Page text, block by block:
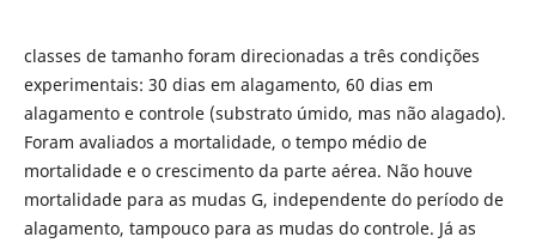
classes de tamanho foram direcionadas a três condições
experimentais: 30 dias em alagamento, 60 dias em
alagamento e controle (substrato úmido, mas não alagado).
Foram avaliados a mortalidade, o tempo médio de
mortalidade e o crescimento da parte aérea. Não houve
mortalidade para as mudas G, independente do período de
alagamento, tampouco para as mudas do controle. Já as